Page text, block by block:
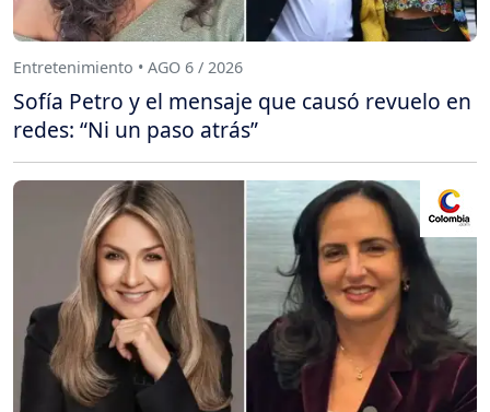
Entretenimiento • AGO 6 / 2026
Sofía Petro y el mensaje que causó revuelo en
redes: “Ni un paso atrás”